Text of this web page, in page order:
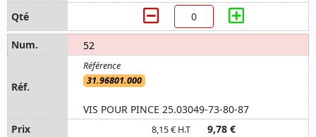
52
31.96801.000
VIS POUR PINCE 25.03049-73-80-87
8,15 € H.T 9,78 €